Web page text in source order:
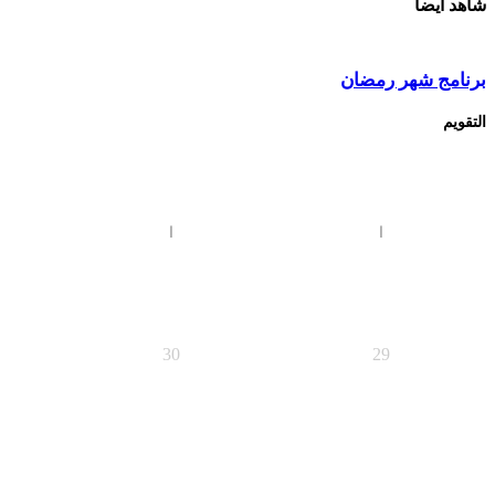
شاهد أيضاً
برنامج شهر رمضان
التقويم
29
30